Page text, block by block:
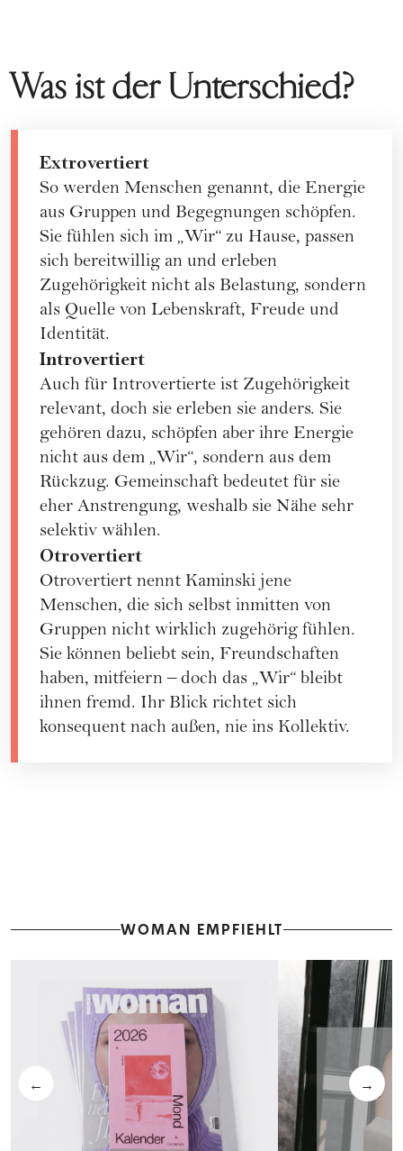
Was ist der Unterschied?
Extrovertiert
So werden Menschen genannt, die Energie
aus Gruppen und Begegnungen schöpfen.
Sie fühlen sich im „Wir“ zu Hause, passen
sich bereitwillig an und erleben
Zugehörigkeit nicht als Belastung, sondern
als Quelle von Lebenskraft, Freude und
Identität.
Introvertiert
Auch für Introvertierte ist Zugehörigkeit
relevant, doch sie erleben sie anders. Sie
gehören dazu, schöpfen aber ihre Energie
nicht aus dem „Wir“, sondern aus dem
Rückzug. Gemeinschaft bedeutet für sie
eher Anstrengung, weshalb sie Nähe sehr
selektiv wählen.
Otrovertiert
Otrovertiert nennt Kaminski jene
Menschen, die sich selbst inmitten von
Gruppen nicht wirklich zugehörig fühlen.
Sie können beliebt sein, Freundschaften
haben, mitfeiern – doch das „Wir“ bleibt
ihnen fremd. Ihr Blick richtet sich
konsequent nach außen, nie ins Kollektiv.
WOMAN EMPFIEHLT
← →